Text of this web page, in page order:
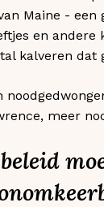
Maine -
en
kalveren dat
meer
beleid